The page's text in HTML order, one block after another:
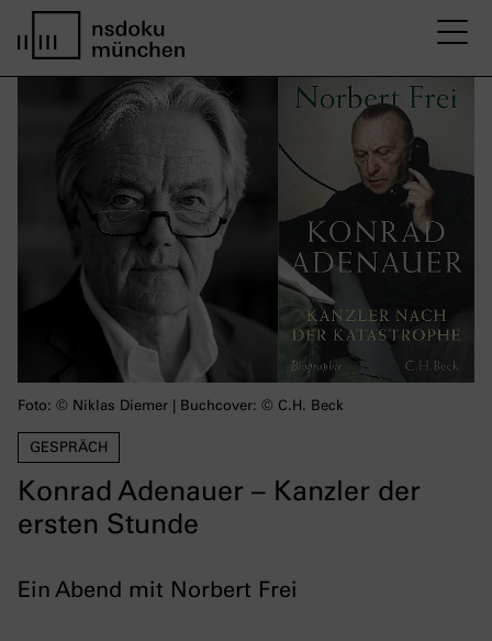
GESPRÄCH
Konrad Adenauer – Kanzler der
ersten Stunde
Ein Abend mit Norbert Frei
Foto: © Niklas Diemer | Buchcover: © C.H. Beck